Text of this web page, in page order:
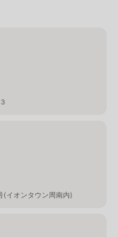
(イオンタウン周南内)